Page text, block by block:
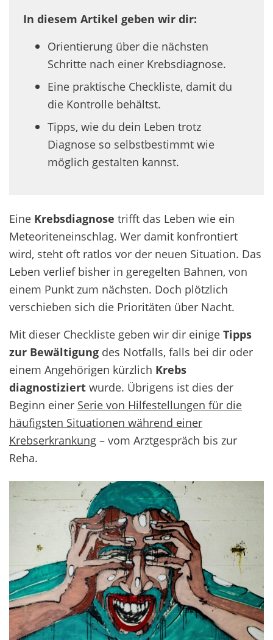
In diesem Artikel geben wir dir:
Orientierung über die nächsten
Schritte nach einer Krebsdiagnose.
Eine praktische Checkliste, damit du
die Kontrolle behältst.
Tipps, wie du dein Leben trotz
Diagnose so selbstbestimmt wie
möglich gestalten kannst.
Eine Krebsdiagnose trifft das Leben wie ein
Meteoriteneinschlag. Wer damit konfrontiert
wird, steht oft ratlos vor der neuen Situation. Das
Leben verlief bisher in geregelten Bahnen, von
einem Punkt zum nächsten. Doch plötzlich
verschieben sich die Prioritäten über Nacht.
Mit dieser Checkliste geben wir dir einige Tipps
zur Bewältigung des Notfalls, falls bei dir oder
einem Angehörigen kürzlich Krebs
diagnostiziert wurde. Übrigens ist dies der
Beginn einer Serie von Hilfestellungen für die
häufigsten Situationen während einer
Krebserkrankung – vom Arztgespräch bis zur
Reha.